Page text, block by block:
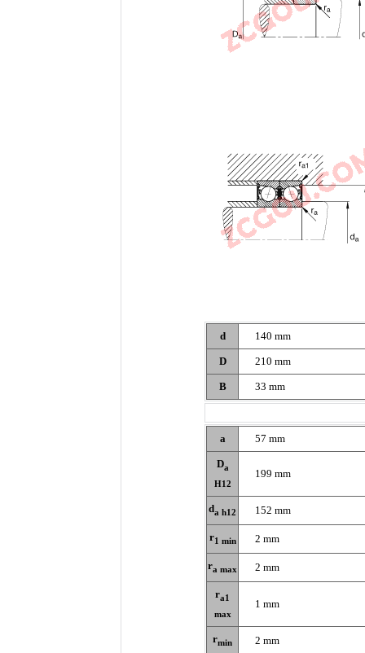
d 140 mm
D 210 mm
B 33 mm
a 57 mm
Da
H12
199 mm
da h12 152 mm
r1 min 2 mm
ra max 2 mm
ra1
max
1 mm
rmin 2 mm